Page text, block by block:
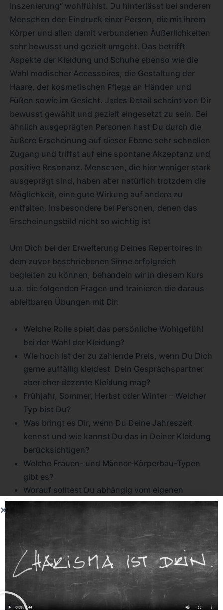
Inszenierung“ wohlfühlst. Du hinterlässt bei anderen
Menschen den Eindruck einer Person, die mit ihrem
Körper und allen damit verbundenen Äußerlichkeiten
sehr bewusst und gezielt umgeht. Das betrifft
Aspekte der Kleidung und Schuhe ebenso wie die
Wahl modischer Accessoires, die Gestaltung der
Haare, der kosmetischen Pflege an Händen und
Füßen sowie im Gesicht. Jedes Detail scheint von Dir
bewusst gewählt und gezielt eingesetzt zu sein. Bei
ähnlich ausgeprägten Personen hast Du durch die
äußere Erscheinung auf dieser Ebene sehr schnellen
Zugang und triffst auf eine spontane Akzeptanz und
positive Resonanz. Menschen, die hier weniger stark
ausgeprägt sind, haben aber natürlich trotzdem die
Möglichkeit, eine gute Wirkung auf andere zu
entfalten. Insbesondere bei Personen, denen das
Erscheinungsbild nicht so wichtig ist
Um Dich bei der Erweiterung Deines Repertoires in
dem zuvor beschriebenen Sinne erfolgreich
begleiten zu können, behandeln wir in diesem Kurs
u.a. die folgenden Fragen und trainieren die daraus
ableitbaren Übungen mit Dir:
Welche Rolle spielt das persönliche Wohlgefühl
bei der Wahl der Kleidung?
Wie hoch ist der zu zahlende Preis, wenn Du Dich
gerne auffällig kleidest, Dein Gesprächspartner
aber eher dezente Kleidung mag?
Frühjahr, Sommer, Herbst oder Winter – Welcher
Typ bist Du?
Was bringt es Dir, wenn Du Deine Jahreszeit
kennst und wie kannst Du das in Deiner Kleidung
berücksichtigen?
Welche Frauen- und Männer-Körperbau-Typen
gibt es?
Worauf solltest Du abhängig vom eigenen
Körperbau unbedingt achten?
Anpassung an den Dresscode von
Gesprächspartnern?
Wie lässt sich das Spiel mit den “Statements
bestimmter Rollen” treffsicher spielen?
Arbeitest Du in diesem Kurs nur daran, dass Du
als Persönlichkeit mit starker Ausstrahlung im